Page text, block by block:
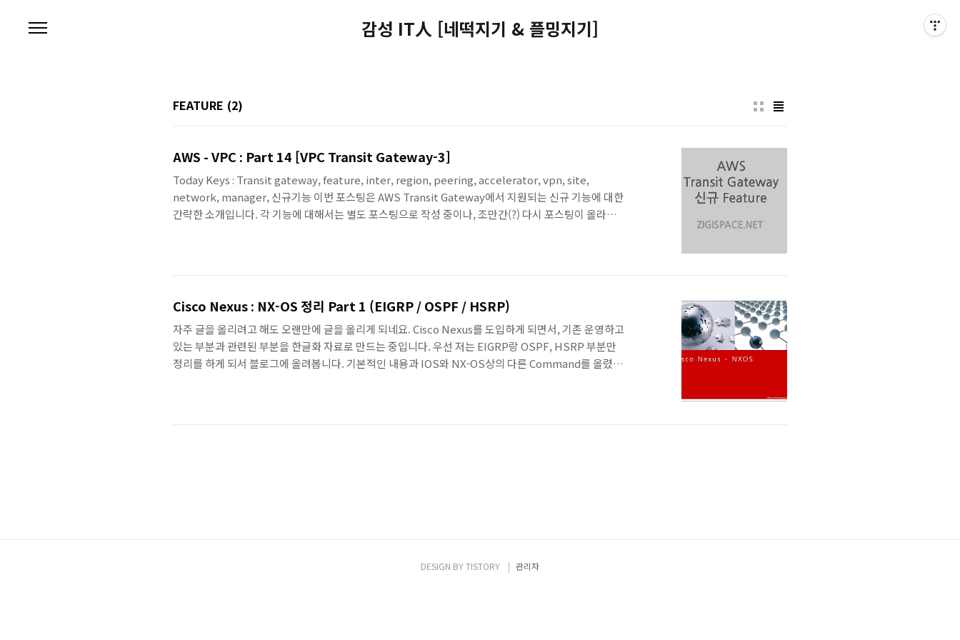
감성 IT人 [네떡지기 & 플밍지기]
FEATURE (2)
AWS - VPC : Part 14 [VPC Transit Gateway-3]
Today Keys : Transit gateway, feature, inter, region, peering, accelerator, vpn, site,
network, manager, 신규기능 이번 포스팅은 AWS Transit Gateway에서 지원되는 신규 기능에 대한
간략한 소개입니다. 각 기능에 대해서는 별도 포스팅으로 작성 중이나, 조만간(?) 다시 포스팅이 올라올
Cisco Nexus : NX-OS 정리 Part 1 (EIGRP / OSPF / HSRP)
자주 글을 올리려고 해도 오랜만에 글을 올리게 되네요. Cisco Nexus를 도입하게 되면서, 기존 운영하고
있는 부분과 관련된 부분을 한글화 자료로 만드는 중입니다. 우선 저는 EIGRP랑 OSPF, HSRP 부분만
정리를 하게 되서 블로그에 올려봅니다. 기본적인 내용과 IOS와 NX-OS상의 다른 Command를 올렸습
DESIGN BYTISTORY 관리자